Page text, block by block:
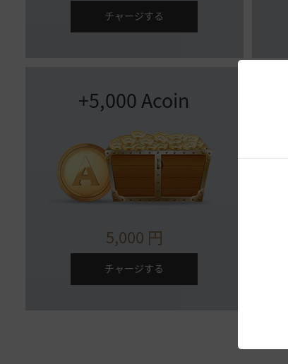
チャージする
+5,000 Acoin
5,000 円
チャージする